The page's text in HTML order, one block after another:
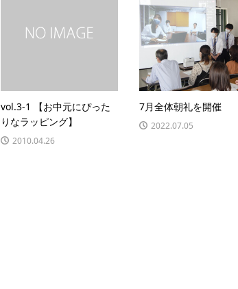
vol.3-1 【お中元にぴった
りなラッピング】
2010.04.26
7月全体朝礼を開催
2022.07.05